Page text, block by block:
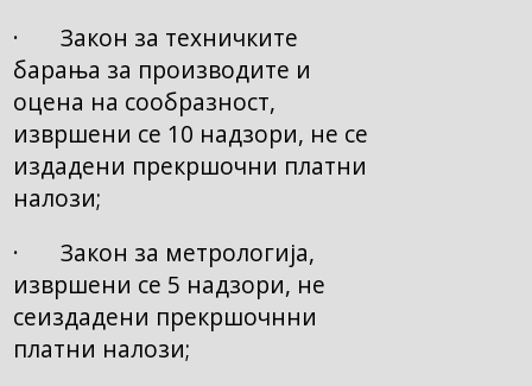
· Закон за техничките
барања за производите и
оцена на сообразност,
извршени се 10 надзори, не се
издадени прекршочни платни
налози;
· Закон за метрологија,
извршени се 5 надзори, не
сеиздадени прекршочнни
платни налози;